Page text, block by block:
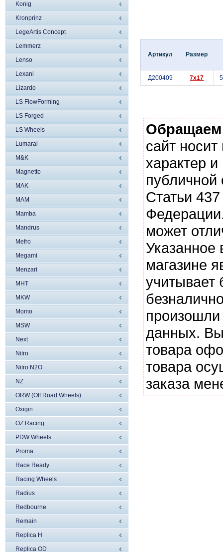
Konig
Kronprinz
LegeArtis Concept
Lemmerz
Lenso
Lexani
Lizardo
LS FlowForming
LS Forged
LS Wheels
Lumarai
M&K
Magnetto
MAK
MAM
Mamba
Mandrus
Mefro
Megami
Menzari
MHT
MKW
Momo
MSW
Next
Nitro
Nitro N2O
NZ
ORW (Off Road Wheels)
Oxigin
OZ Racing
PDW Wheels
Proma
Race Ready
Racing Wheels
Radius
Redbourne
Remain
Replica H
Replica OD
Артикул Размер
Д200409 7x17
сайт
характер
Статьи
может
магазине
учитывает
данных. Вы
товара
товара
заказа